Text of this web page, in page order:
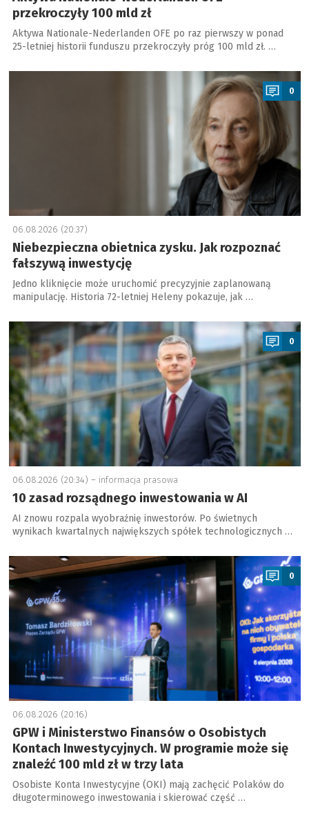
przekroczyły 100 mld zł
Aktywa Nationale-Nederlanden OFE po raz pierwszy w ponad
25-letniej historii funduszu przekroczyły próg 100 mld zł. …
a
0
06.08.2026 (20:37)
Niebezpieczna obietnica zysku. Jak rozpoznać
fałszywą inwestycję
Jedno kliknięcie może uruchomić precyzyjnie zaplanowaną
manipulację. Historia 72-letniej Heleny pokazuje, jak …
a
0
06.08.2026 (20:34) – informacja prasowa
10 zasad rozsądnego inwestowania w AI
AI znowu rozpala wyobraźnię inwestorów. Po świetnych
wynikach kwartalnych największych spółek technologicznych …
a
0
06.08.2026 (20:16)
GPW i Ministerstwo Finansów o Osobistych
Kontach Inwestycyjnych. W programie może się
znaleźć 100 mld zł w trzy lata
Osobiste Konta Inwestycyjne (OKI) mają zachęcić Polaków do
długoterminowego inwestowania i skierować część …